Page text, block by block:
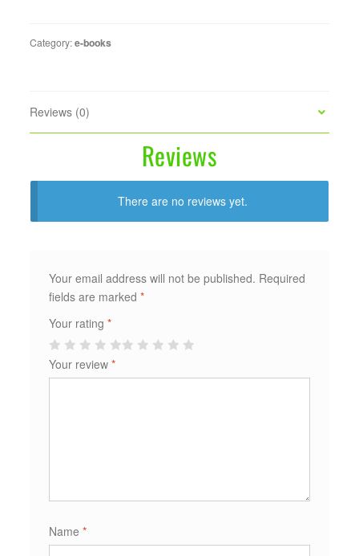
Category:e-books
Reviews (0)
Reviews
There are no reviews yet.
Your email address will not be published. Required
fields are marked*
Your rating*
Your review*
Name*